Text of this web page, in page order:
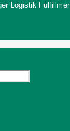
Logistik